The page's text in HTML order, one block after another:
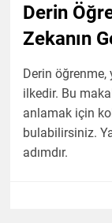
Derin
Zekanın
Derin öğrenme,
ilkedir. Bu
anlamak için
bulabilirsiniz.
adımdır.